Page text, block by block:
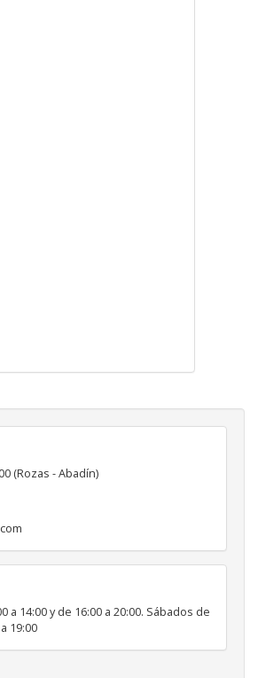
(Rozas - Abadín)
a 14:00 y de 16:00 a 20:00. Sábados de
19:00